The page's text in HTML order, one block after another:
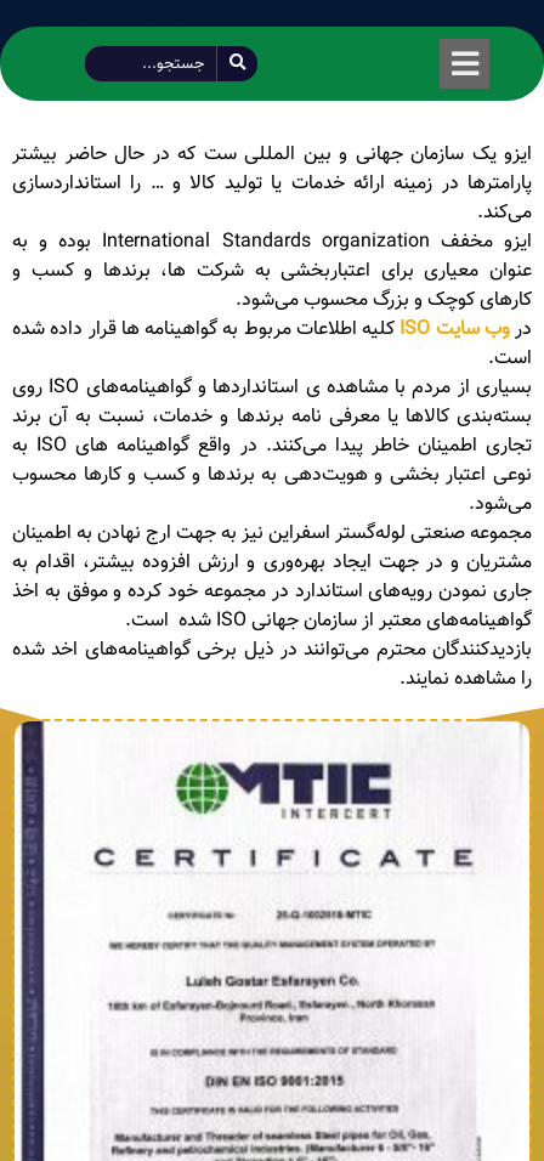
طراحی شده توسط محمود سیفی | 4215 887 0915
ایزو یک سازمان جهانی و بین المللی ست که در حال حاضر بیشتر
پارامترها در زمینه ارائه خدمات یا تولید کالا و … را استانداردسازی
می‌کند.
ایزو مخفف International Standards organization بوده و به
عنوان معیاری برای اعتباربخشی به شرکت ها، برندها و کسب و
کارهای کوچک و بزرگ محسوب می‌شود.
دروب سایت ISO
کلیه اطلاعات مربوط به گواهینامه ها قرار داده شده
است.
بسیاری از مردم با مشاهده ی استانداردها و گواهینامه‌های ISO روی
بسته‌بندی کالاها یا معرفی نامه برندها و خدمات، نسبت به آن برند
تجاری اطمینان خاطر پیدا می‌کنند. در واقع گواهینامه های ISO به
نوعی اعتبار بخشی و هویت‌دهی به برندها و کسب و کارها محسوب
می‌شود.
مجموعه صنعتی لوله‌گستر اسفراین نیز به جهت ارج نهادن به اطمینان
مشتریان و در جهت ایجاد بهره‌وری و ارزش افزوده بیشتر، اقدام به
جاری نمودن رویه‌های استاندارد در مجموعه خود کرده و موفق به اخذ
گواهینامه‌های معتبر از سازمان جهانی ISO شده است.
بازدیدکنندگان محترم می‌توانند در ذیل برخی گواهینامه‌های اخد شده
را مشاهده نمایند.